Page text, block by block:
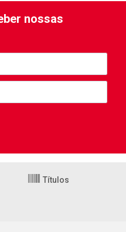
nossas
Títulos